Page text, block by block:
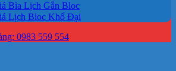
Bìa Lịch Gắn Bloc
Lịch Bloc Khổ Đại
0983 559 554